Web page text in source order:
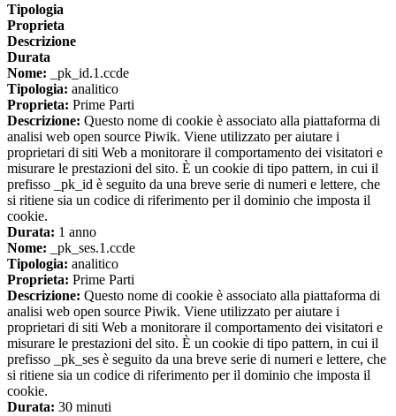
Tipologia
Proprieta
Descrizione
Durata
Nome: _pk_id.1.ccde
Tipologia: analitico
Proprieta: Prime Parti
Descrizione: Questo nome di cookie è associato alla piattaforma di
analisi web open source Piwik. Viene utilizzato per aiutare i
proprietari di siti Web a monitorare il comportamento dei visitatori e
misurare le prestazioni del sito. È un cookie di tipo pattern, in cui il
prefisso _pk_id è seguito da una breve serie di numeri e lettere, che
si ritiene sia un codice di riferimento per il dominio che imposta il
cookie.
Durata: 1 anno
Nome: _pk_ses.1.ccde
Tipologia: analitico
Proprieta: Prime Parti
Descrizione: Questo nome di cookie è associato alla piattaforma di
analisi web open source Piwik. Viene utilizzato per aiutare i
proprietari di siti Web a monitorare il comportamento dei visitatori e
misurare le prestazioni del sito. È un cookie di tipo pattern, in cui il
prefisso _pk_ses è seguito da una breve serie di numeri e lettere, che
si ritiene sia un codice di riferimento per il dominio che imposta il
cookie.
Durata: 30 minuti